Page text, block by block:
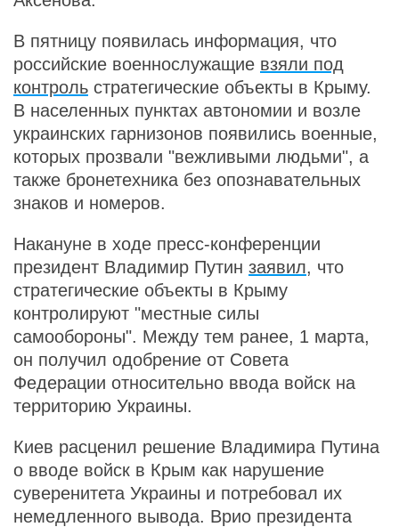
В пятницу появилась информация, что
российские военнослужащие взяли под
контроль стратегические объекты в Крыму.
В населенных пунктах автономии и возле
украинских гарнизонов появились военные,
которых прозвали "вежливыми людьми", а
также бронетехника без опознавательных
знаков и номеров.
Накануне в ходе пресс-конференции
президент Владимир Путин заявил, что
стратегические объекты в Крыму
контролируют "местные силы
самообороны". Между тем ранее, 1 марта,
он получил одобрение от Совета
Федерации относительно ввода войск на
территорию Украины.
Киев расценил решение Владимира Путина
о вводе войск в Крым как нарушение
суверенитета Украины и потребовал их
немедленного вывода. Врио президента